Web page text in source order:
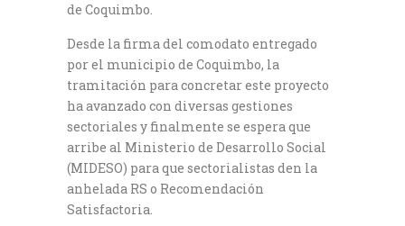
de Coquimbo.
Desde la firma del comodato entregado
por el municipio de Coquimbo, la
tramitación para concretar este proyecto
ha avanzado con diversas gestiones
sectoriales y finalmente se espera que
arribe al Ministerio de Desarrollo Social
(MIDESO) para que sectorialistas den la
anhelada RS o Recomendación
Satisfactoria.